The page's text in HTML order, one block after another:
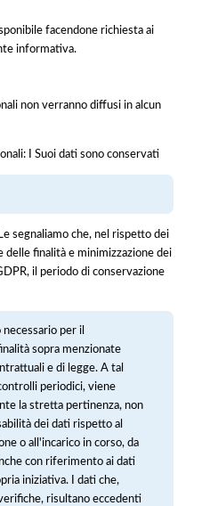
facendone richiesta ai
informativa.
non verranno diffusi in alcun
I Suoi dati sono conservati
segnaliamo che, nel rispetto dei
delle finalità e minimizzazione dei
il periodo di conservazione
per il
sopra menzionate
e di legge. A tal
periodici, viene
la stretta pertinenza, non
dei dati rispetto al
o all'incarico in corso, da
con riferimento ai dati
iniziativa. I dati che,
risultano eccedenti